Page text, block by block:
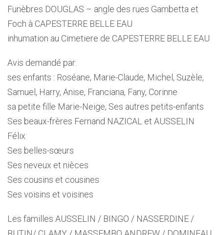
Funèbres DOUGLAS – angle des rues Gambetta et
Foch à CAPESTERRE BELLE EAU
inhumation au Cimetiere de CAPESTERRE BELLE EAU
Avis demandé par:
ses enfants : Roséane, Marie-Claude, Michel, Suzèle,
Samuel, Harry, Anise, Franciana, Fany, Corinne
sa petite fille Marie-Neige, Ses autres petits-enfants
Ses beaux-frères Fernand NAZICAL et AUSSELIN
Félix
Ses belles-sœurs
Ses neveux et nièces
Ses cousins et cousines
Ses voisins et voisines
Les familles AUSSELIN / BINGO / NASSERDINE /